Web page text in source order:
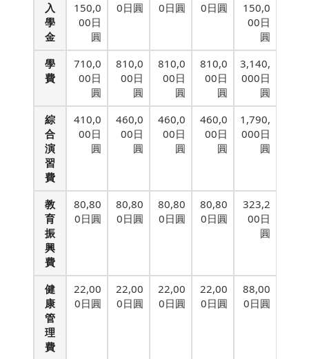
入
學
金
150,0
00日
圓
0日圓 0日圓 0日圓
150,0
00日
圓
學
費
710,0
00日
圓
810,0
00日
圓
810,0
00日
圓
810,0
00日
圓
3,140,
000日
圓
綜
合
演
習
費
410,0
00日
圓
460,0
00日
圓
460,0
00日
圓
460,0
00日
圓
1,790,
000日
圓
教
育
振
興
費
80,80
0日圓
80,80
0日圓
80,80
0日圓
80,80
0日圓
323,2
00日
圓
健
康
管
理
費
22,00
0日圓
22,00
0日圓
22,00
0日圓
22,00
0日圓
88,00
0日圓